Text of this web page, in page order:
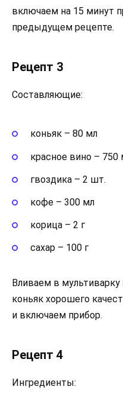
включаем на 15 минут
предыдущем рецепте.
Рецепт 3
Составляющие:
коньяк – 80 мл
красное вино – 750
гвоздика – 2 шт.
кофе – 300 мл
корица – 2 г
сахар – 100 г
Вливаем в
коньяк хорошего
и включаем прибор.
Рецепт 4
Ингредиенты: